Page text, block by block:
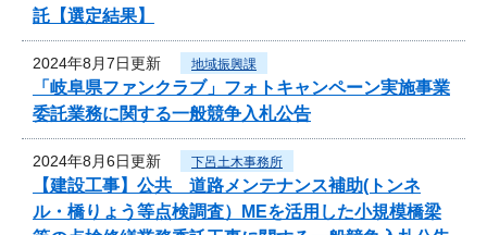
託【選定結果】
2024年8月7日更新 地域振興課
「岐阜県ファンクラブ」フォトキャンペーン実施事業
委託業務に関する一般競争入札公告
2024年8月6日更新 下呂土木事務所
【建設工事】公共 道路メンテナンス補助(トンネ
ル・橋りょう等点検調査）MEを活用した小規模橋梁